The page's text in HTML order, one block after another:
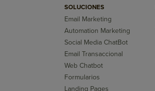
SOLUCIONES
Email Marketing
Automation Marketing
Social Media ChatBot
Email Transaccional
Web Chatbot
Formularios
Landing Pages